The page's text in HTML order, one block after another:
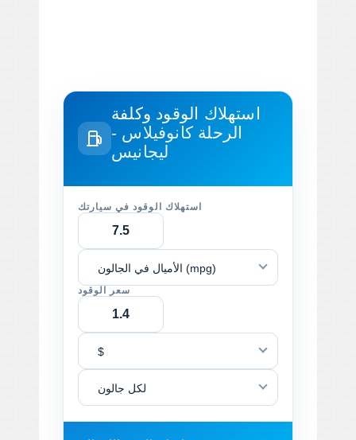
استهلاك الوقود وكلفة
الرحلة كانوفيلاس -
ليجانيس
استهلاك الوقود في سيارتك
الأميال في الجالون (mpg)
سعر الوقود
$
لكل جالون